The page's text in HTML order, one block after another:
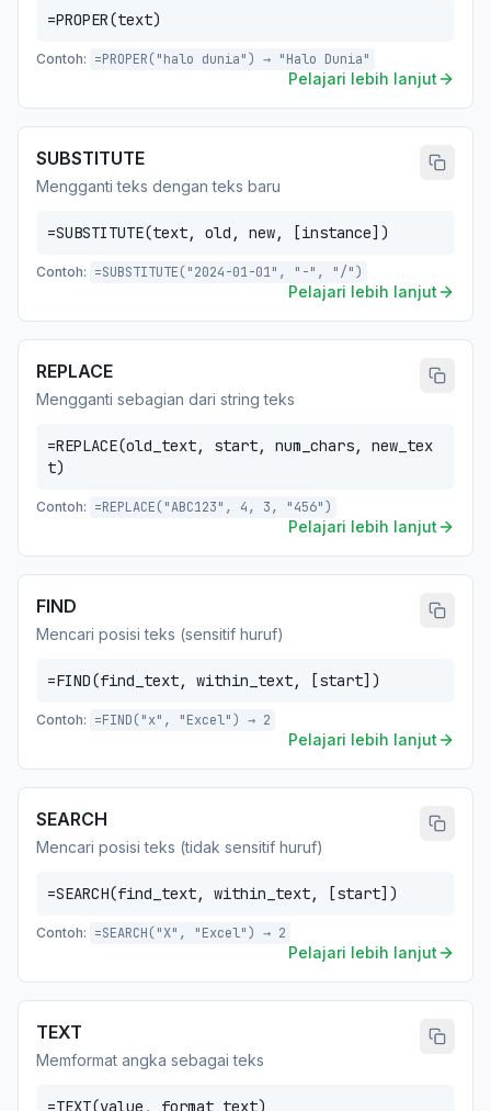
=PROPER(text)
Contoh: =PROPER("halo dunia") → "Halo Dunia"
Pelajari lebih lanjut
SUBSTITUTE
Mengganti teks dengan teks baru
=SUBSTITUTE(text, old, new, [instance])
Contoh: =SUBSTITUTE("2024-01-01", "-", "/")
Pelajari lebih lanjut
REPLACE
Mengganti sebagian dari string teks
=REPLACE(old_text, start, num_chars, new_tex
t)
Contoh: =REPLACE("ABC123", 4, 3, "456")
Pelajari lebih lanjut
FIND
Mencari posisi teks (sensitif huruf)
=FIND(find_text, within_text, [start])
Contoh: =FIND("x", "Excel") → 2
Pelajari lebih lanjut
SEARCH
Mencari posisi teks (tidak sensitif huruf)
=SEARCH(find_text, within_text, [start])
Contoh: =SEARCH("X", "Excel") → 2
Pelajari lebih lanjut
TEXT
Memformat angka sebagai teks
=TEXT(value, format_text)